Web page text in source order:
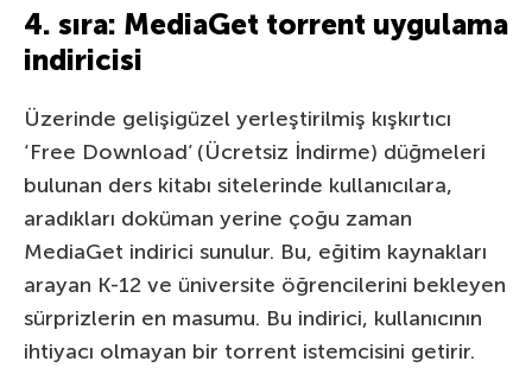
4. sıra: MediaGet torrent uygulama
indiricisi
Üzerinde gelişigüzel yerleştirilmiş kışkırtıcı
‘Free Download’ (Ücretsiz İndirme) düğmeleri
bulunan ders kitabı sitelerinde kullanıcılara,
aradıkları doküman yerine çoğu zaman
MediaGet indirici sunulur. Bu, eğitim kaynakları
arayan K-12 ve üniversite öğrencilerini bekleyen
sürprizlerin en masumu. Bu indirici, kullanıcının
ihtiyacı olmayan bir torrent istemcisini getirir.